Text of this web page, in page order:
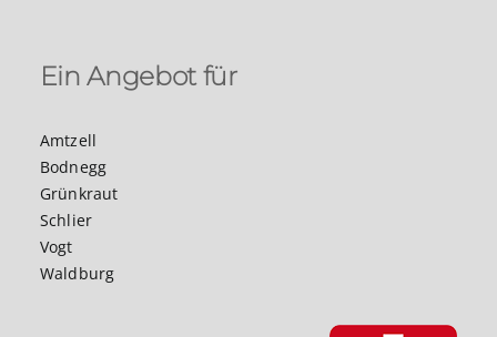
Ein Angebot für
Amtzell
Bodnegg
Grünkraut
Schlier
Vogt
Waldburg